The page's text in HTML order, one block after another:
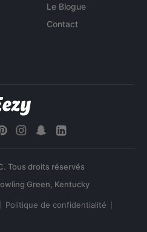
Le Blogue
Contact
Tous droits réservés
Politique de confidentialité